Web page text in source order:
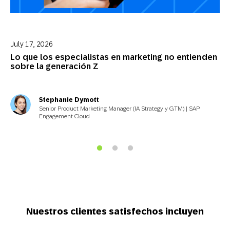
Lo que los especialistas en marketing no entienden
sobre la generación Z
July 17, 2026
Stephanie Dymott
Senior Product Marketing Manager (IA Strategy y GTM) | SAP
Engagement Cloud
Nuestros clientes satisfechos incluyen